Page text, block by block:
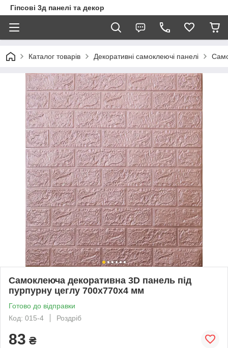
Гіпсові 3д панелі та декор
Каталог товарів Декоративні самоклеючі панелі
Самоклеюча декоративна 3D панель під
пурпурну цеглу 700x770x4 мм
Готово до відправки
Код: 015-4
Роздріб
83 ₴